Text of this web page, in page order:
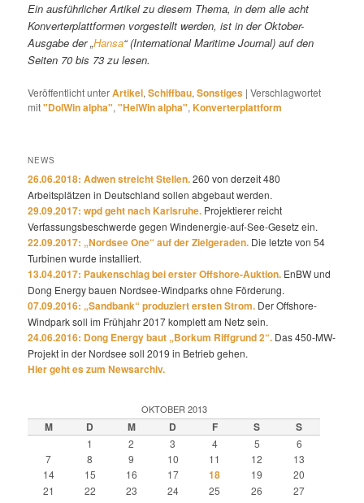
Ein ausführlicher Artikel zu diesem Thema, in dem alle acht
Konverterplattformen vorgestellt werden, ist in der Oktober-
Ausgabe der „Hansa“ (International Maritime Journal) auf den
Seiten 70 bis 73 zu lesen.
Veröffentlicht unterArtikel,Schiffbau,Sonstiges |Verschlagwortet
mit"DolWin alpha","HelWin alpha",Konverterplattform
NEWS
26.06.2018: Adwen streicht Stellen.260 von derzeit 480
Arbeitsplätzen in Deutschland sollen abgebaut werden.
29.09.2017: wpd geht nach Karlsruhe. Projektierer reicht
Verfassungsbeschwerde gegen Windenergie-auf-See-Gesetz ein.
22.09.2017: „Nordsee One“ auf der Zielgeraden. Die letzte von 54
Turbinen wurde installiert.
13.04.2017: Paukenschlag bei erster Offshore-Auktion. EnBW und
Dong Energy bauen Nordsee-Windparks ohne Förderung.
07.09.2016: „Sandbank“ produziert ersten Strom. Der Offshore-
Windpark soll im Frühjahr 2017 komplett am Netz sein.
24.06.2016: Dong Energy baut „Borkum Riffgrund 2“. Das 450-MW-
Projekt in der Nordsee soll 2019 in Betrieb gehen.
Hier geht es zum Newsarchiv.
OKTOBER 2013
M D M D F S S
1 2 3 4 5
6
7
8 9 10 11 12
13
14
15 16 17 18 19
20
21
22 23 24 25 26
27